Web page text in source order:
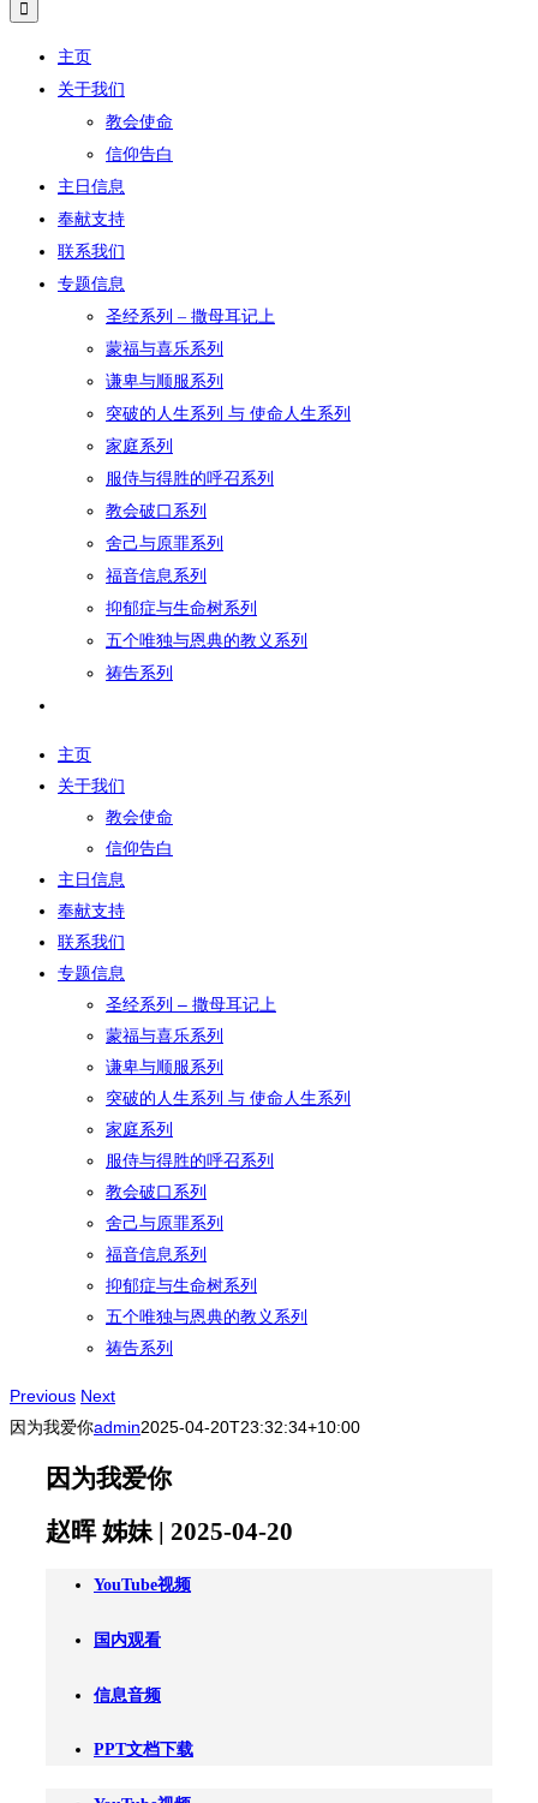
主页
关于我们
教会使命
信仰告白
主日信息
奉献支持
联系我们
专题信息
圣经系列 – 撒母耳记上
蒙福与喜乐系列
谦卑与顺服系列
突破的人生系列 与 使命人生系列
家庭系列
服侍与得胜的呼召系列
教会破口系列
舍己与原罪系列
福音信息系列
抑郁症与生命树系列
五个唯独与恩典的教义系列
祷告系列
主页
关于我们
教会使命
信仰告白
主日信息
奉献支持
联系我们
专题信息
圣经系列 – 撒母耳记上
蒙福与喜乐系列
谦卑与顺服系列
突破的人生系列 与 使命人生系列
家庭系列
服侍与得胜的呼召系列
教会破口系列
舍己与原罪系列
福音信息系列
抑郁症与生命树系列
五个唯独与恩典的教义系列
祷告系列
Previous Next
因为我爱你admin2025-04-20T23:32:34+10:00
因为我爱你
赵晖 姊妹 | 2025-04-20
YouTube视频
国内观看
信息音频
PPT文档下载